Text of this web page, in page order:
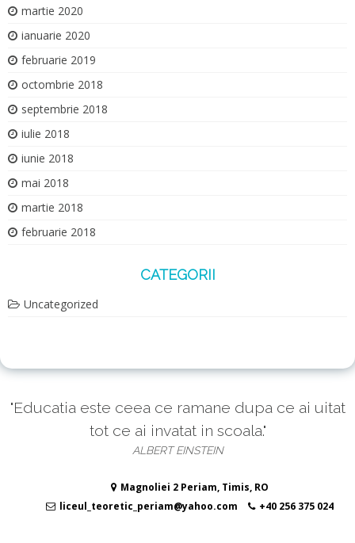
martie 2020
ianuarie 2020
februarie 2019
octombrie 2018
septembrie 2018
iulie 2018
iunie 2018
mai 2018
martie 2018
februarie 2018
CATEGORII
Uncategorized
"Educatia este ceea ce ramane dupa ce ai uitat
tot ce ai invatat in scoala."
ALBERT EINSTEIN
Magnoliei 2 Periam, Timis, RO
liceul_teoretic_periam@yahoo.com
+40 256 375 024